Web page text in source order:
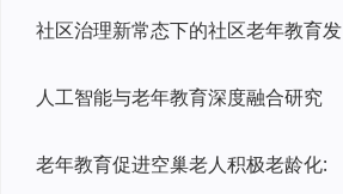
社区治理新常态下的社区老年教育发
人工智能与老年教育深度融合研究
老年教育促进空巢老人积极老龄化: